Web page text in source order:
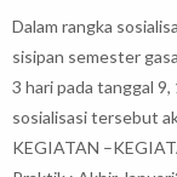
Dalam rangka
sisipan semester
3 hari pada tanggal
sosialisasi tersebut
KEGIATAN